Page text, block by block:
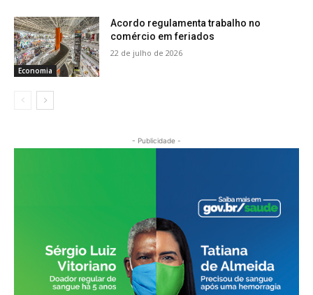
Economia
Acordo regulamenta trabalho no
comércio em feriados
22 de julho de 2026
- Publicidade -